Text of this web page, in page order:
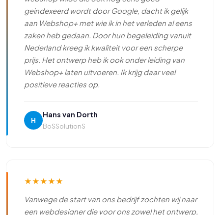
geindexeerd wordt door Google, dacht ik gelijk
aan Webshop+ met wie ik in het verleden al eens
zaken heb gedaan. Door hun begeleiding vanuit
Nederland kreeg ik kwaliteit voor een scherpe
prijs. Het ontwerp heb ik ook onder leiding van
Webshop+ laten uitvoeren. Ik krijg daar veel
positieve reacties op.
H
Hans van Dorth
BoSSolutionS
★★★★★
Vanwege de start van ons bedrijf zochten wij naar
een webdesigner die voor ons zowel het ontwerp,